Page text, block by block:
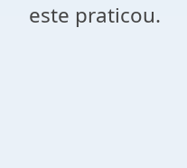
este praticou.